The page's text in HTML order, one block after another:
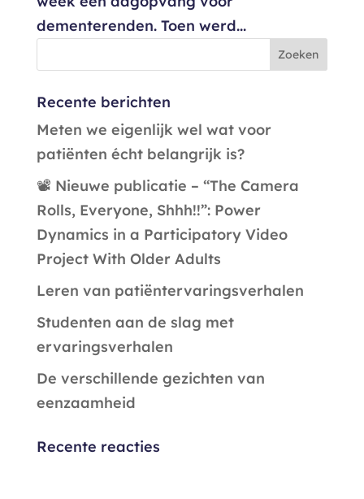
dementerenden. Toen werd...
Recente berichten
Meten we eigenlijk wel wat voor
patiënten écht belangrijk is?
📽️ Nieuwe publicatie – “The Camera
Rolls, Everyone, Shhh!!”: Power
Dynamics in a Participatory Video
Project With Older Adults
Leren van patiëntervaringsverhalen
Studenten aan de slag met
ervaringsverhalen
De verschillende gezichten van
eenzaamheid
Recente reacties